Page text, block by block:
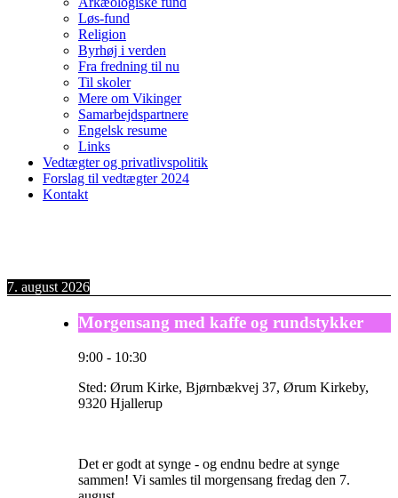
Løs-fund
Religion
Byrhøj i verden
Fra fredning til nu
Til skoler
Mere om Vikinger
Samarbejdspartnere
Engelsk resume
Links
Vedtægter og privatlivspolitik
Forslag til vedtægter 2024
Kontakt
7. august 2026
Morgensang med kaffe og rundstykker
9:00 - 10:30
Sted: Ørum Kirke, Bjørnbækvej 37, Ørum Kirkeby,
9320 Hjallerup
Det er godt at synge - og endnu bedre at synge
sammen! Vi samles til morgensang fredag den 7.